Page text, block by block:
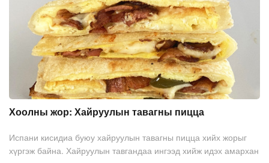
Хоолны жор: Хайруулын тавагны пицца
Испани кисидиа буюу хайруулын тавагны пицца хийх жорыг
хүргэж байна. Хайруулын тавгандаа ингээд хийж идэх амархан